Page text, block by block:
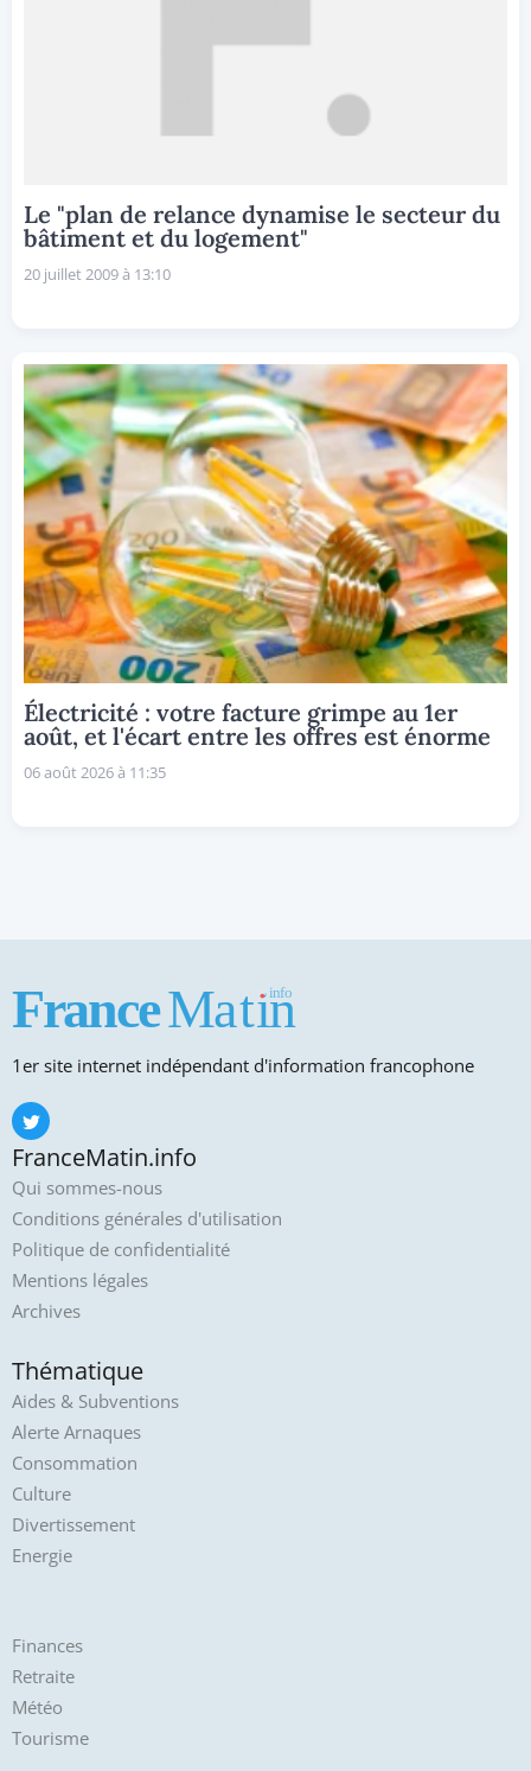
Le "plan de relance dynamise le secteur du
bâtiment et du logement"
20 juillet 2009 à 13:10
Électricité : votre facture grimpe au 1er
août, et l'écart entre les offres est énorme
06 août 2026 à 11:35
1er site internet indépendant d'information francophone
FranceMatin.info
Qui sommes-nous
Conditions générales d'utilisation
Politique de confidentialité
Mentions légales
Archives
Thématique
Aides & Subventions
Alerte Arnaques
Consommation
Culture
Divertissement
Energie
Finances
Retraite
Météo
Tourisme